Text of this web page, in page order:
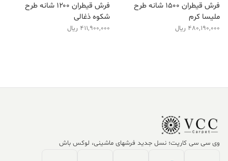
فرش قیطران ۱۵۰۰ شانه طرح
ملیسا کرم
480,190,000 ریال
فرش قیطران ۱۲۰۰ شانه طرح
شکوه ذغالی
411,900,000 ریال
وی سی سی کارپت؛ نسل جدید فرشهای ماشینی، لوکس باش